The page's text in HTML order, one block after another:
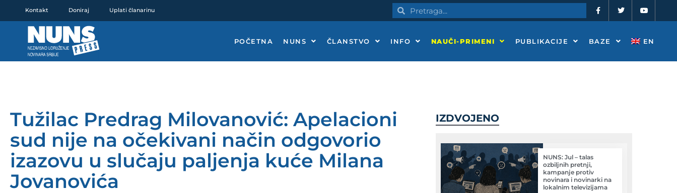
Kontakt Doniraj Uplati članarinu PretragaPretraga a
c
e
o
o
-
w
t
e
o
t
b
e
POČETNA NUNS ČLANSTVO INFO NAUČI-PRIMENI PUBLIKACIJE BAZE EN
Tužilac Predrag Milovanović: Apelacioni
sud nije na očekivani način odgovorio
izazovu u slučaju paljenja kuće Milana
Jovanovića
IZDVOJENO
NUNS: Jul – talas
ozbiljnih pretnji,
kampanje protiv
novinara i novinarki na
lokalnim televizijama